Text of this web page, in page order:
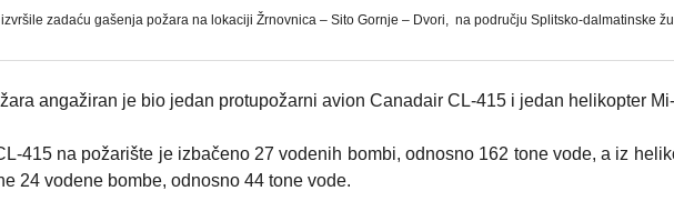
zadaću gašenja požara na lokaciji Žrnovnica – Sito Gornje – Dvori, na području Splitsko-dalmatinske
angažiran je bio jedan protupožarni avion Canadair CL-415 i jedan helikopter
415 na požarište je izbačeno 27 vodenih bombi, odnosno 162 tone vode, a iz
24 vodene bombe, odnosno 44 tone vode.